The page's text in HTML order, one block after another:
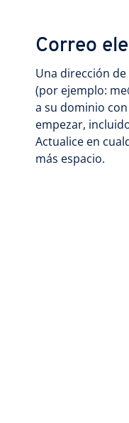
Correo
Una dirección
(por ejemplo:
a su dominio
empezar,
Actualice en
más espacio.